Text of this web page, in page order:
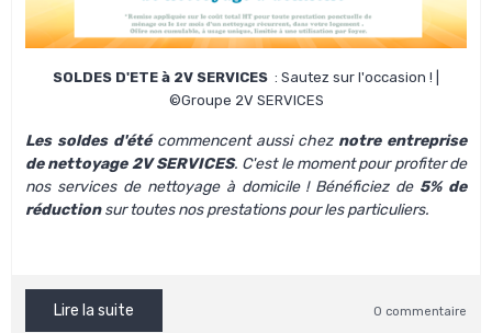
SOLDES D'ETE à 2V SERVICES : Sautez sur l'occasion ! |
©Groupe 2V SERVICES
Les soldes d'étécommencent aussi chez notre entreprise
de nettoyage 2V SERVICES. C'est le moment pour profiter de
nos services de nettoyage à domicile! Bénéficiez de5% de
réductionsur toutes nos prestations pour les particuliers.
Lire la suite 0 commentaire